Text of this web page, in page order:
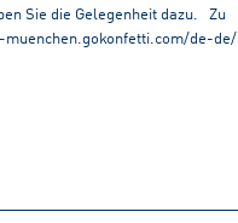
Sie die Gelegenheit dazu. Zu
muenchen.gokonfetti.com/de-de/